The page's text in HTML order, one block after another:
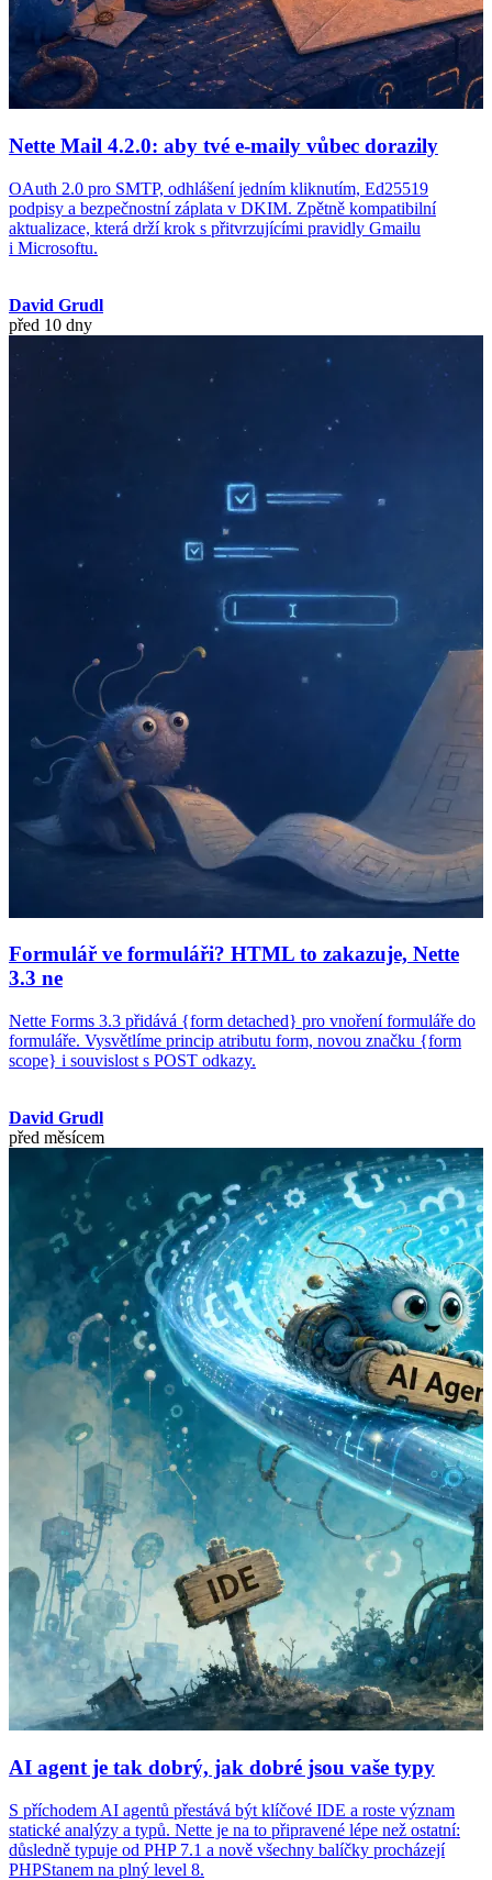
Nette Mail 4.2.0: aby tvé e-maily vůbec dorazily
OAuth 2.0 pro SMTP, odhlášení jedním kliknutím, Ed25519
podpisy a bezpečnostní záplata v DKIM. Zpětně kompatibilní
aktualizace, která drží krok s přitvrzujícími pravidly Gmailu
i Microsoftu.
David Grudl
před 10 dny
Formulář ve formuláři? HTML to zakazuje, Nette
3.3 ne
Nette Forms 3.3 přidává {form detached} pro vnoření formuláře do
formuláře. Vysvětlíme princip atributu form, novou značku {form
scope} i souvislost s POST odkazy.
David Grudl
před měsícem
AI agent je tak dobrý, jak dobré jsou vaše typy
S příchodem AI agentů přestává být klíčové IDE a roste význam
statické analýzy a typů. Nette je na to připravené lépe než ostatní:
důsledně typuje od PHP 7.1 a nově všechny balíčky procházejí
PHPStanem na plný level 8.